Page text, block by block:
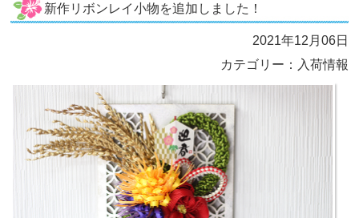
新作リボンレイ小物を追加しました！
2021年12月06日
カテゴリー：入荷情報